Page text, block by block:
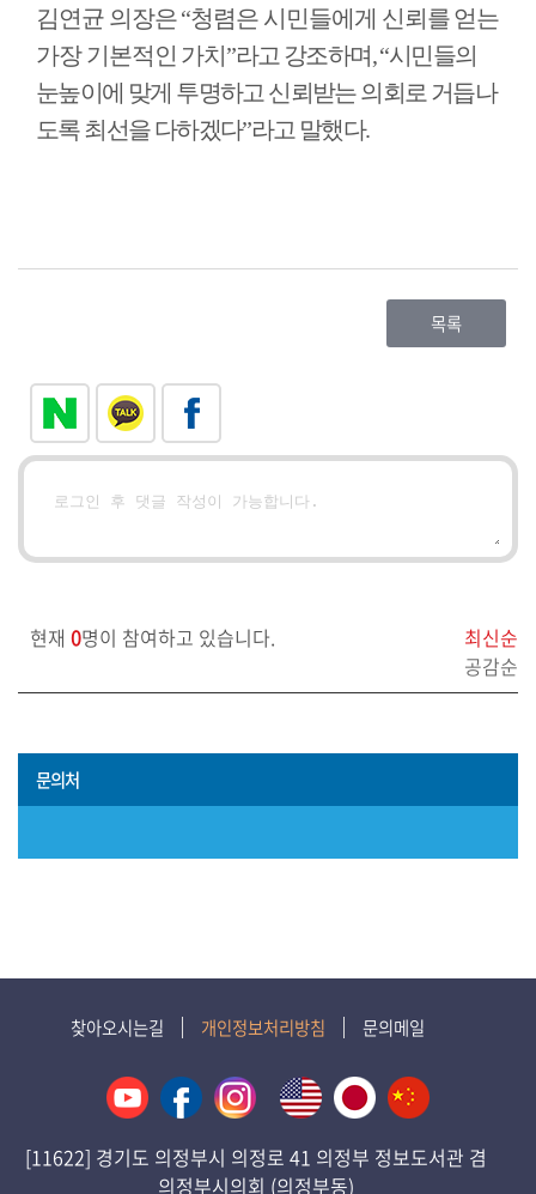
보
공
개
사
김연균 의장은“청렴은 시민들에게 신뢰를 얻는
가장 기본적인 가치 ”라고 강조하며, “시민들의
눈높이에 맞게 투명하고 신뢰받는 의회로 거듭나
도록 최선을 다하겠다”라고 말했다.
목록
현재 0명이 참여하고 있습니다.
최신순
공감순
문의처
찾아오시는길 개인정보처리방침 문의메일
[11622] 경기도 의정부시 의정로 41 의정부 정보도서관 겸
의정부시의회 (의정부동)